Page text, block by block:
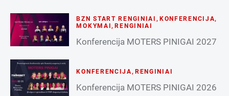
BZN START RENGINIAI , KONFERENCIJA,
MOKYMAI ,RENGINIAI
Konferencija MOTERS PINIGAI 2027
KONFERENCIJA , RENGINIAI
Konferencija MOTERS PINIGAI 2026